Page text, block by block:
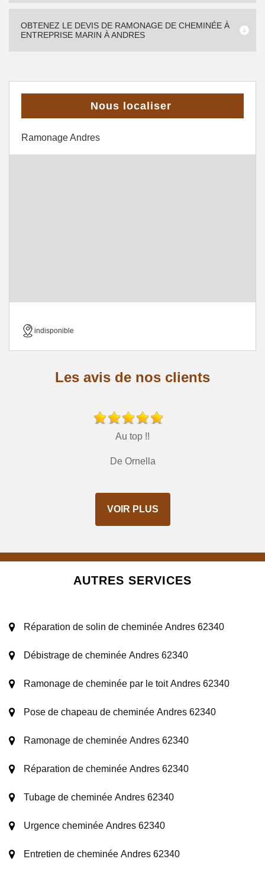
OBTENEZ LE DEVIS DE RAMONAGE DE CHEMINÉE À
ENTREPRISE MARIN À ANDRES
Nous localiser
Ramonage Andres
indisponible
Les avis de nos clients
Au top !!
De Ornella
VOIR PLUS
AUTRES SERVICES
Réparation de solin de cheminée Andres 62340
Débistrage de cheminée Andres 62340
Ramonage de cheminée par le toit Andres 62340
Pose de chapeau de cheminée Andres 62340
Ramonage de cheminée Andres 62340
Réparation de cheminée Andres 62340
Tubage de cheminée Andres 62340
Urgence cheminée Andres 62340
Entretien de cheminée Andres 62340